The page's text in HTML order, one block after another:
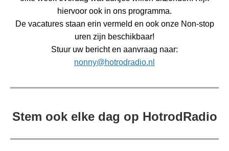
hiervoor ook in ons programma.
De vacatures staan erin vermeld en ook onze Non-stop
uren zijn beschikbaar!
Stuur uw bericht en aanvraag naar:
nonny@hotrodradio.nl
Stem ook elke dag op HotrodRadio